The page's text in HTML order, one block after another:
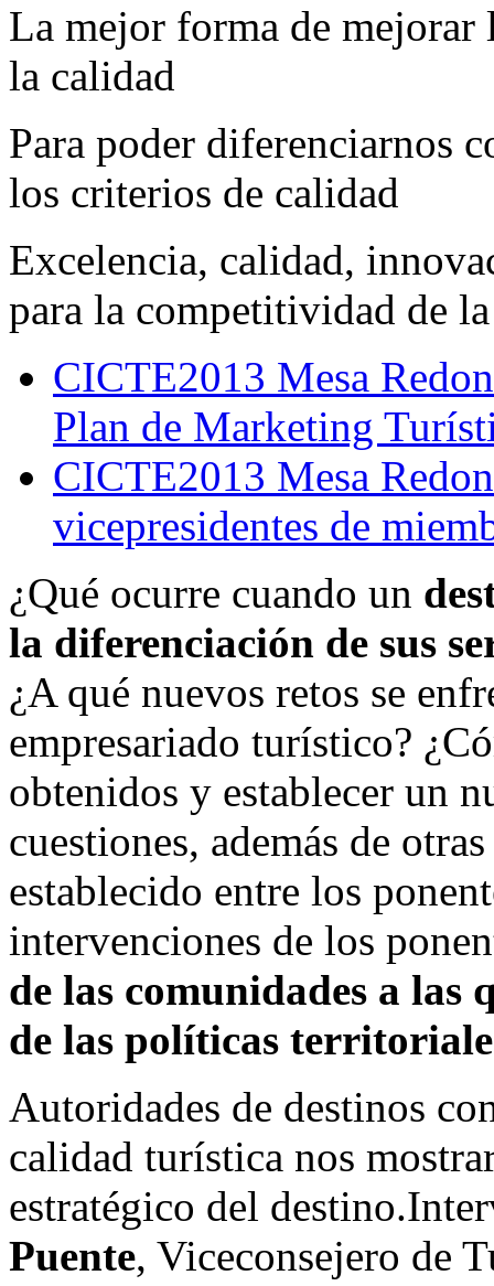
La mejor forma de mejorar
la calidad
Para poder diferenciarnos
los criterios de calidad
Excelencia, calidad,
para la competitividad de
CICTE2013 Mesa
Plan de Marketing
CICTE2013 Mesa
vicepresidentes de
¿Qué ocurre cuando un
la diferenciación de sus
¿A qué nuevos retos se
empresariado turístico?
obtenidos y establecer un
cuestiones, además de
establecido entre los
intervenciones de los
de las comunidades a las
de las políticas
Autoridades de destinos
calidad turística nos
estratégico del
Puente, Viceconsejero de